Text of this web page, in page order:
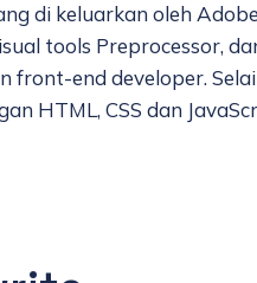
di keluarkan oleh
tools Preprocessor,
end developer.
HTML, CSS dan